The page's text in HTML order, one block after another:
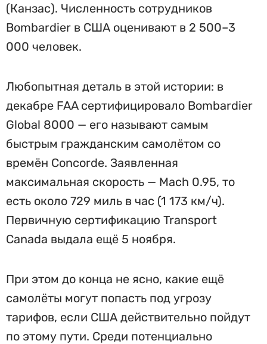
(Канзас). Численность сотрудников
Bombardier в США оценивают в 2 500–3
000 человек.
Любопытная деталь в этой истории: в
декабре FAA сертифицировало Bombardier
Global 8000 — его называют самым
быстрым гражданским самолётом со
времён Concorde. Заявленная
максимальная скорость — Mach 0.95, то
есть около 729 миль в час (1 173 км/ч).
Первичную сертификацию Transport
Canada выдала ещё 5 ноября.
При этом до конца не ясно, какие ещё
самолёты могут попасть под угрозу
тарифов, если США действительно пойдут
по этому пути. Среди потенциально